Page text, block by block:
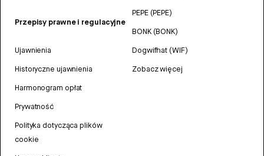
Przepisy prawne i regulacyjne
Ujawnienia
Historyczne ujawnienia
Harmonogram opłat
Prywatność
Polityka dotycząca plików
cookie
PEPE (PEPE)
BONK (BONK)
Dogwifhat (WIF)
Zobacz więcej